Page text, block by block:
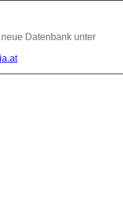
Datenbank unter